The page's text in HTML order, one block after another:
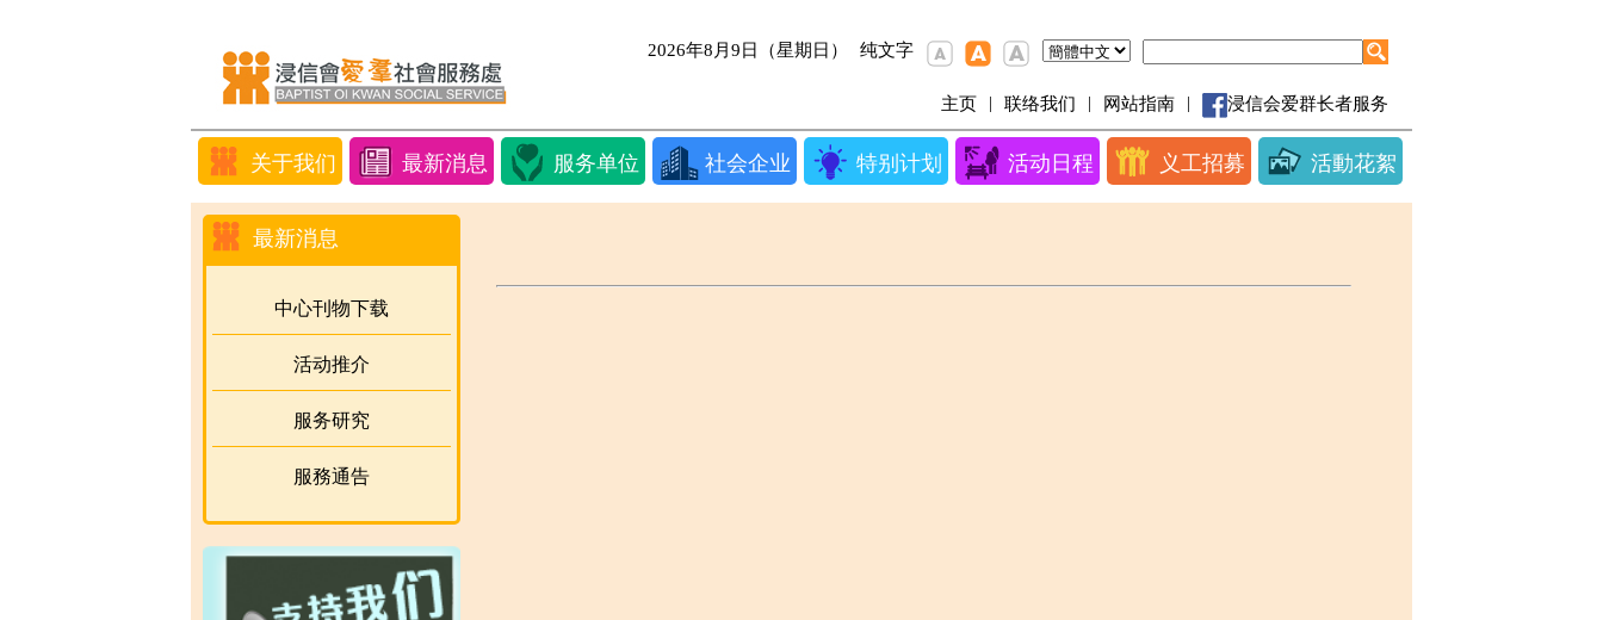
2026年8月9日（星期日） 纯文字
主页 | 联络我们 | 网站指南 | 浸信会爱群长者服务
关于我们 最新消息 服务单位 社会企业 特别计划 活动日程 义工招募 活動花絮
最新消息
中心刊物下载
活动推介
服务研究
服務通告